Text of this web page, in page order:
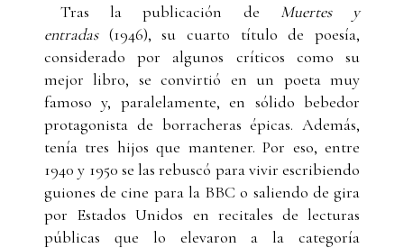
Tras la publicación de Muertes y
entradas(1946), su cuarto título de poesía,
considerado por algunos críticos como su
mejor libro, se convirtió en un poeta muy
famoso y, paralelamente, en sólido bebedor
protagonista de borracheras épicas. Además,
tenía tres hijos que mantener. Por eso, entre
1940 y 1950 se las rebuscó para vivir escribiendo
guiones de cine para la BBC o saliendo de gira
por Estados Unidos en recitales de lecturas
públicas que lo elevaron a la categoría